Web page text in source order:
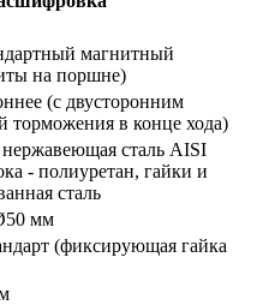
магнитный
на поршне)
(с двусторонним
торможения в конце хода)
сталь AISI
- полиуретан, гайки и
сталь
мм
(фиксирующая гайка